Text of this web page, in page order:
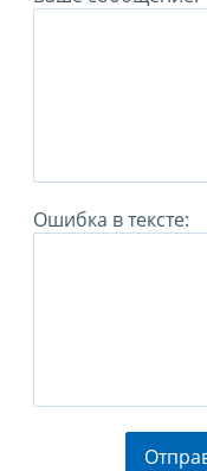
Ошибка в тексте: